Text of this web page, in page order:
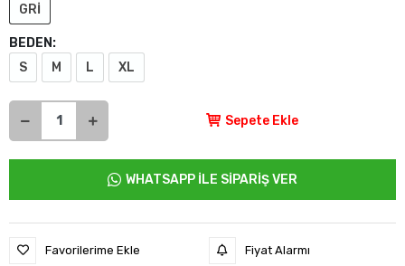
GRİ
BEDEN:
S
M L XL
Sepete Ekle
WHATSAPP İLE SİPARİŞ VER
Favorilerime Ekle Fiyat Alarmı